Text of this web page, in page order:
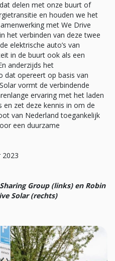
delen met onze buurt of
en houden we het
met We Drive
het verbinden van deze twee
elektrische auto’s van
in de buurt ook als een
anderzijds het
dat opereert op basis van
vormt de verbindende
ervaring met het laden
en zet deze kennis in om de
van Nederland toegankelijk
een duurzame
2023
Group (links) en Robin
Solar (rechts)